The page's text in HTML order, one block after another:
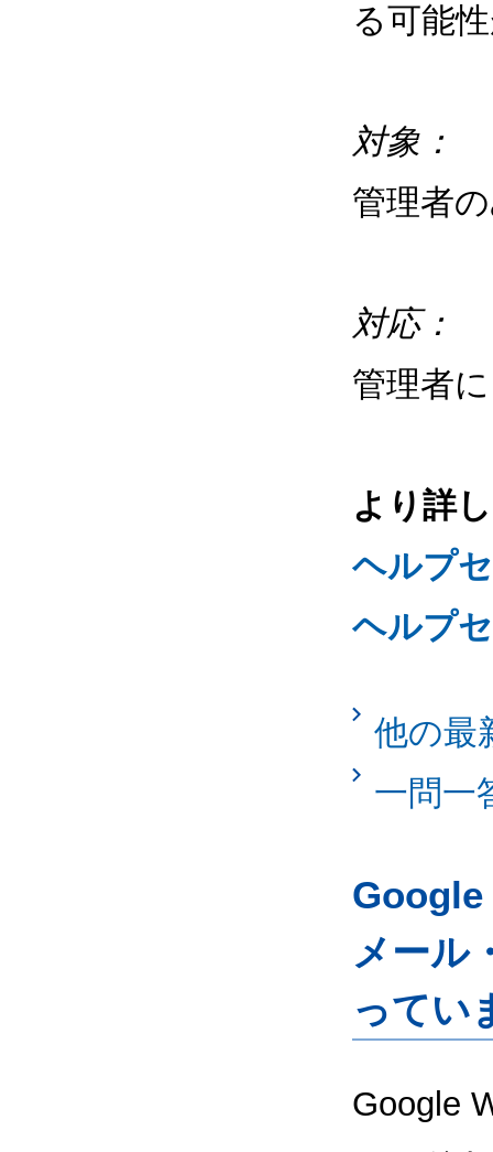
る可能
対象：
管理者
対応：
管理者
より詳
ヘルプ
ヘルプ
他の最
一問一
Google
メール
ってい
Google